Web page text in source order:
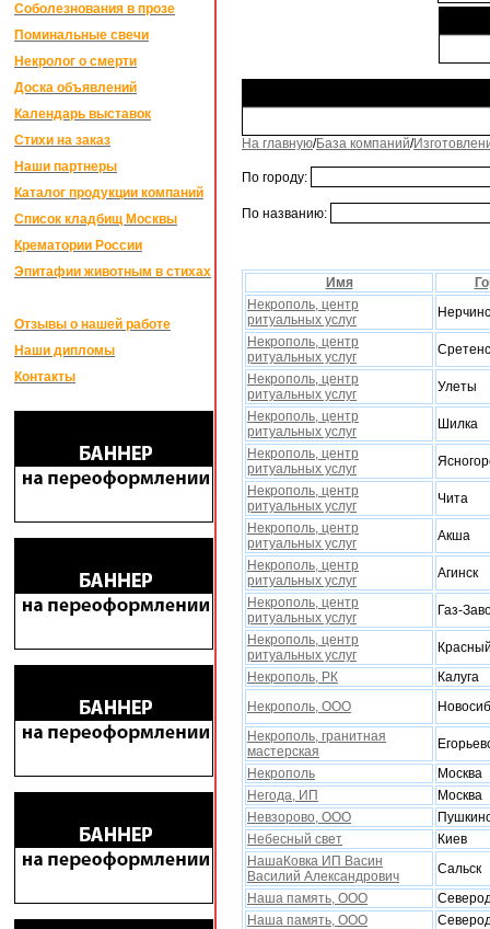
Соболезнования в прозе
Поминальные свечи
Некролог о смерти
Доска объявлений
Календарь выставок
Стихи на заказ
Наши партнеры
Каталог продукции компаний
Список кладбищ Москвы
Крематории России
Эпитафии животным в стихах
Отзывы о нашей работе
Наши дипломы
Контакты
На главную/База компаний/
По городу:
По названию:
Имя
Некрополь, центр
ритуальных услуг
Некрополь, центр
ритуальных услуг
Некрополь, центр
ритуальных услуг
Улеты
Некрополь, центр
ритуальных услуг
Шилка
Некрополь, центр
ритуальных услуг
Некрополь, центр
ритуальных услуг
Чита
Некрополь, центр
ритуальных услуг
Акша
Некрополь, центр
ритуальных услуг
Агинск
Некрополь, центр
ритуальных услуг
Газ-
Некрополь, центр
ритуальных услуг
Некрополь, РК
Калуга
Некрополь, ООО
Некрополь, гранитная
мастерская
Некрополь
Москва
Негода, ИП
Москва
Невзорово, ООО
Небесный свет
Киев
НашаКовка ИП Васин
Василий Александрович
Сальск
Наша память, ООО
Наша память, ООО